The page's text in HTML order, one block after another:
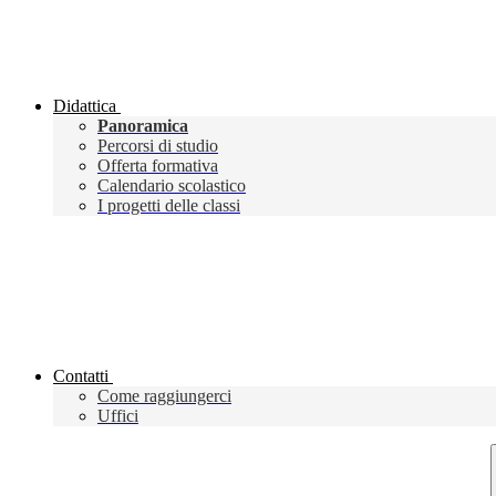
Didattica
Panoramica
Percorsi di studio
Offerta formativa
Calendario scolastico
I progetti delle classi
Contatti
Come raggiungerci
Uffici